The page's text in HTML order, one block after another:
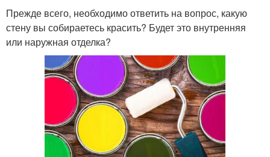
Прежде всего, необходимо ответить на вопрос, какую
стену вы собираетесь красить? Будет это внутренняя
или наружная отделка?